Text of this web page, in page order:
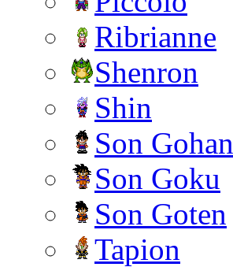
Ribrianne
Shenron
Shin
Son Gohan
Son Goku
Son Goten
Tapion